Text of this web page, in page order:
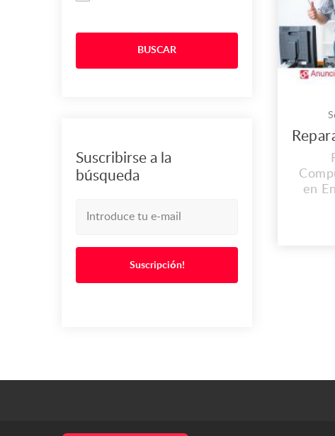
BUSCAR
Suscribirse a la
búsqueda
Suscripción!
en